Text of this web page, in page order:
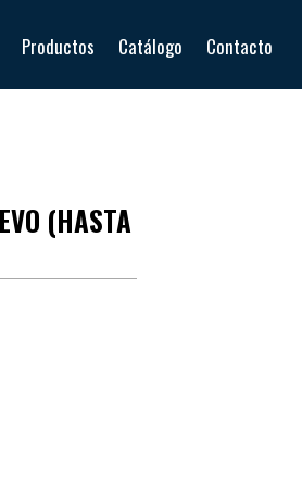
Productos Catálogo Contacto
(HASTA